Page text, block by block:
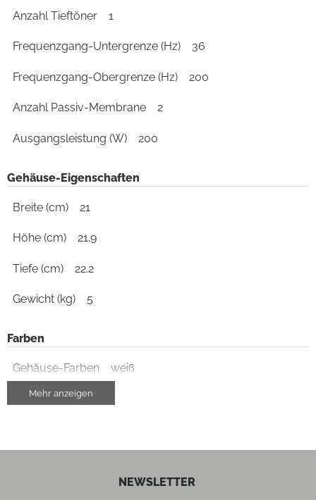
Anzahl Tieftöner 1
Frequenzgang-Untergrenze (Hz) 36
Frequenzgang-Obergrenze (Hz) 200
Anzahl Passiv-Membrane 2
Ausgangsleistung (W) 200
Gehäuse-Eigenschaften
Breite (cm) 21
Höhe (cm) 21.9
Tiefe (cm) 22.2
Gewicht (kg) 5
Farben
Gehäuse-Farben weiß
Gehäuseeigenschaften
Ausstattung & Technik
Mehr anzeigen
NEWSLETTER